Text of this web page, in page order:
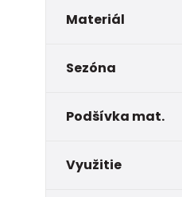
Materiál
Sezóna
Podšívka mat.
Využitie